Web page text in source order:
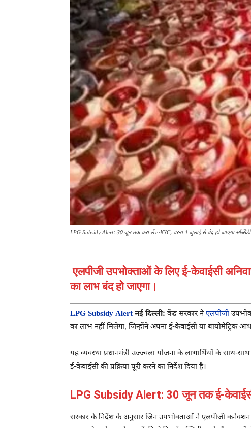
LPG Subsidy Alert: 30 जून तक करा लें e-KYC, वरना 1 जुलाई से बंद हो जाएगा
एलपीजी उपभोक्ताओं के लिए ई-केवाईसी
का लाभ बंद हो जाएगा।
LPG Subsidy Alert नई दिल्ली: केंद्र सरकार नेएलपीजी
का लाभ नहीं मिलेगा, जिन्होंने अपना ई-केवाईसी या बायोमेट्रिक
यह व्यवस्था प्रधानमंत्री उज्ज्वला योजना के लाभार्थियों के
ई-केवाईसी की प्रक्रिया पूरी करने का निर्देश दिया है।
LPG Subsidy Alert: 30 जून तक ई-
सरकार के निर्देश के अनुसार जिन उपभोक्ताओं ने एलपीजी कनेक्शन